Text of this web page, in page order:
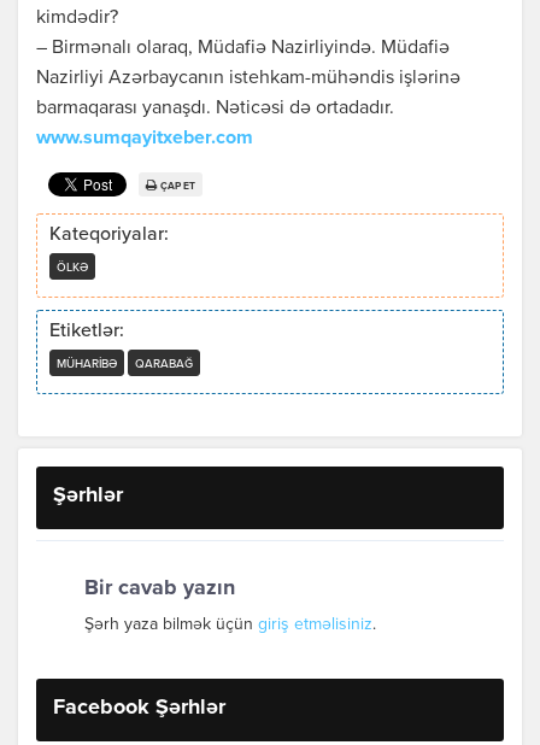
kimdədir?
– Birmənalı olaraq, Müdafiə Nazirliyində. Müdafiə
Nazirliyi Azərbaycanın istehkam-mühəndis işlərinə
barmaqarası yanaşdı. Nəticəsi də ortadadır.
www.sumqayitxeber.com
ÇAP ET
Kateqoriyalar:
ÖLKƏ
Etiketlər:
MÜHARIBƏ QARABAĞ
Şərhlər
Bir cavab yazın
Şərh yaza bilmək üçün giriş etməlisiniz.
Facebook Şərhlər